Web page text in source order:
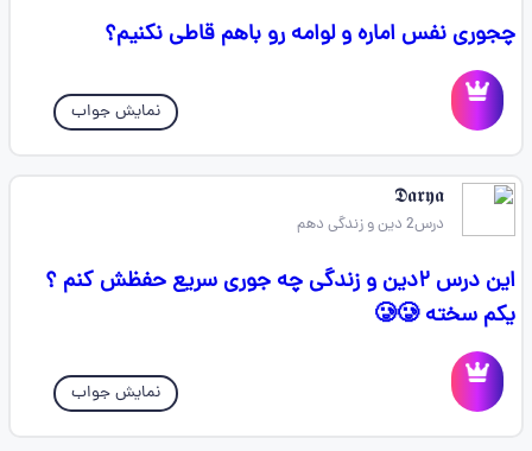
چجوری نفس اماره و لوامه رو باهم قاطی نکنیم؟
نمایش جواب
𝕯𝖆𝖗𝖞𝖆
درس2 دین و زندگی دهم
این درس ۲دین و زندگی چه جوری سریع حفظش کنم ؟
یکم سخته 🥲🥲
نمایش جواب